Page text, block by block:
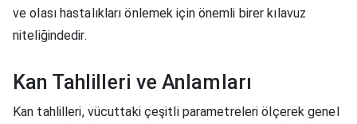
ve olası hastalıkları önlemek için önemli birer kılavuz
niteliğindedir.
Kan Tahlilleri ve Anlamları
Kan tahlilleri, vücuttaki çeşitli parametreleri ölçerek genel